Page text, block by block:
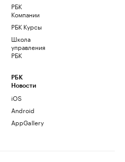
РБК
Компании
РБК Курсы
Школа
управления
РБК
РБК
Новости
iOS
Android
AppGallery